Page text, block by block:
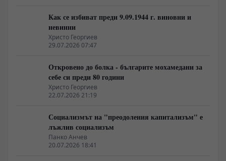
Как се избиват преди 9.09.1944 г. виновни и
невинни
Христо Георгиев
29.07.2026 07:47
Откровено до болка - българите мохамедани за
себе си преди 80 години
Христо Георгиев
22.07.2026 21:19
Социализмът на "преодоления капитализъм" е
лъжлив социализъм
Панко Анчев
20.07.2026 18:41